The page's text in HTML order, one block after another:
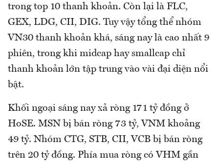
trong top 10 thanh khoản. Còn lại là FLC,
GEX, LDG, CII, DIG. Tuy vậy tổng thể nhóm
VN30 thanh khoản khá, sáng nay là cao nhất 9
phiên, trong khi midcap hay smallcap chỉ
thanh khoản lớn tập trung vào vài đại diện nổi
bật.
Khối ngoại sáng nay xả ròng 171 tỷ đồng ở
HoSE. MSN bị bán ròng 73 tỷ, VNM khoảng
49 tỷ. Nhóm CTG, STB, CII, VCB bị bán ròng
trên 20 tỷ đồng. Phía mua ròng có VHM gần